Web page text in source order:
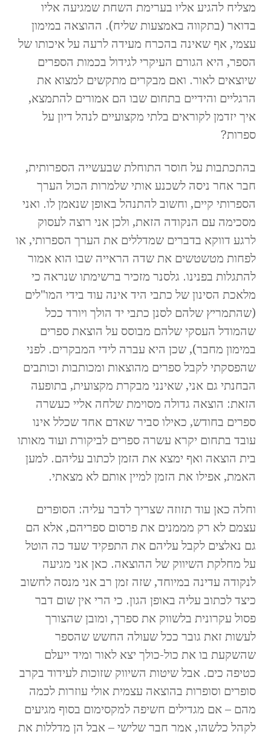
מצליח להגיע אליו בערימת השחת שמגיעה אליו
בדואר (בתקווה באמצעות שליח). ההוצאה במימון
עצמי, אף שאינה בהכרח מעידה לרעה על איכותו של
הספר, היא הגורם העיקרי לגידול בכמות הספרים
שיוצאים לאור. ואם מבקרים מתקשים למצוא את
הרגליים והידיים בתחום שבו הם אמורים להתמצא,
איך יזדמן לקוראים בלתי מקצועיים לנהל דיון על
ספרות?
בהתכתבות על חוסר התוחלת שבעשייה הספרותית,
חבר אחר ניסה לשכנע אותי שלמרות הכול הערך
הספרותי קיים, וחשוב להתנהל באופן שנאמן לו. ואני
מסכימה עם הנקודה הזאת, ולכן אני רוצה לעסוק
לרגע דווקא בדברים שמדללים את הערך הספרותי, או
לפחות מטשטשים את שדה הראייה שבו הוא אמור
להתגלות בפנינו. גלסנר מזכיר ברשימתו שנראה כי
מלאכת הסינון של כתבי היד אינה עוד בידי המו"לים
(שהתמריץ שלהם לסנן כתבי יד הולך ויורד ככל
שהמודל העסקי שלהם מבוסס על הוצאת ספרים
במימון מחבר), שכן היא עברה לידי המבקרים. לפני
שהפסקתי לקבל ספרים מהוצאות ומכותבות וכותבים
הבחנתי גם אני, שאינני מבקרת מקצועית, בתופעה
הזאת: הוצאה גדולה מסוימת שלחה אליי כעשרה
ספרים בחודש, כאילו סביר שאדם אחד שכלל אינו
עובד בתחום יקרא עשרה ספרים לביקורת ועוד מאותו
בית הוצאה ואף ימצא את הזמן לכתוב עליהם. למען
האמת, אפילו את הזמן למיין אותם לא מצאתי.
וחלה כאן עוד תזוזה שצריך לדבר עליה: הסופרים
עצמם לא רק מממנים את פרסום ספריהם, אלא הם
גם נאלצים לקבל עליהם את התפקיד שעד כה הוטל
על מחלקת השיווק של ההוצאה. כאן אני מגיעה
לנקודה עדינה במיוחד, שזה זמן רב אני מנסה לחשוב
כיצד לכתוב עליה באופן הגון. כי הרי אין שום דבר
פסול עקרונית בלשווק את ספרך, ומובן שהצורך
לעשות זאת גובר ככל שעולה החשש שהספר
שהשקעת בו את כול-כולך יצא לאור ומיד ייעלם
כטיפה כים. אבל שיטות השיווק שזוכות לעידוד בקרב
סופרים וסופרות בהוצאה עצמית אולי עוזרות לכמה
מהם – אם מגדילים חשיפה למקסימום בסוף מגיעים
לקהל כלשהו, אמר חבר שלישי – אבל הן מדללות את